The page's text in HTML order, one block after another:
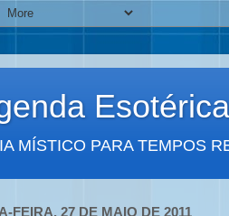
Esotérica
MÍSTICO PARA TEMPOS
FEIRA, 27 DE MAIO DE 2011